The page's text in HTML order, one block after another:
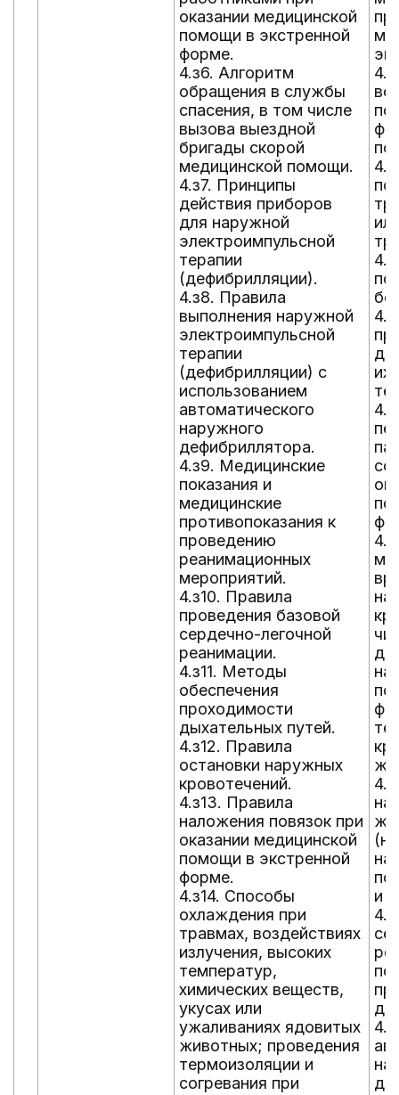
оказании медицинской
помощи в экстренной
форме.
4.з6. Алгоритм
обращения в службы
спасения, в том числе
вызова выездной
бригады скорой
медицинской помощи.
4.з7. Принципы
действия приборов
для наружной
электроимпульсной
терапии
(дефибрилляции).
4.з8. Правила
выполнения наружной
электроимпульсной
терапии
(дефибрилляции) с
использованием
автоматического
наружного
дефибриллятора.
4.з9. Медицинские
показания и
медицинские
противопоказания к
проведению
реанимационных
мероприятий.
4.з10. Правила
проведения базовой
сердечно-легочной
реанимации.
4.з11. Методы
обеспечения
проходимости
дыхательных путей.
4.з12. Правила
остановки наружных
кровотечений.
4.з13. Правила
наложения повязок при
оказании медицинской
помощи в экстренной
форме.
4.з14. Способы
охлаждения при
травмах, воздействиях
излучения, высоких
температур,
химических веществ,
укусах или
ужаливаниях ядовитых
животных; проведения
термоизоляции и
согревания при
их
и